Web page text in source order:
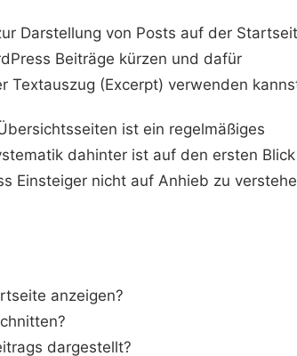
Darstellung von Posts auf der
Beiträge kürzen und dafür
Textauszug (Excerpt) verwenden
ist ein regelmäßiges
dahinter ist auf den ersten Blick
Einsteiger nicht auf Anhieb zu
anzeigen?
dargestellt?